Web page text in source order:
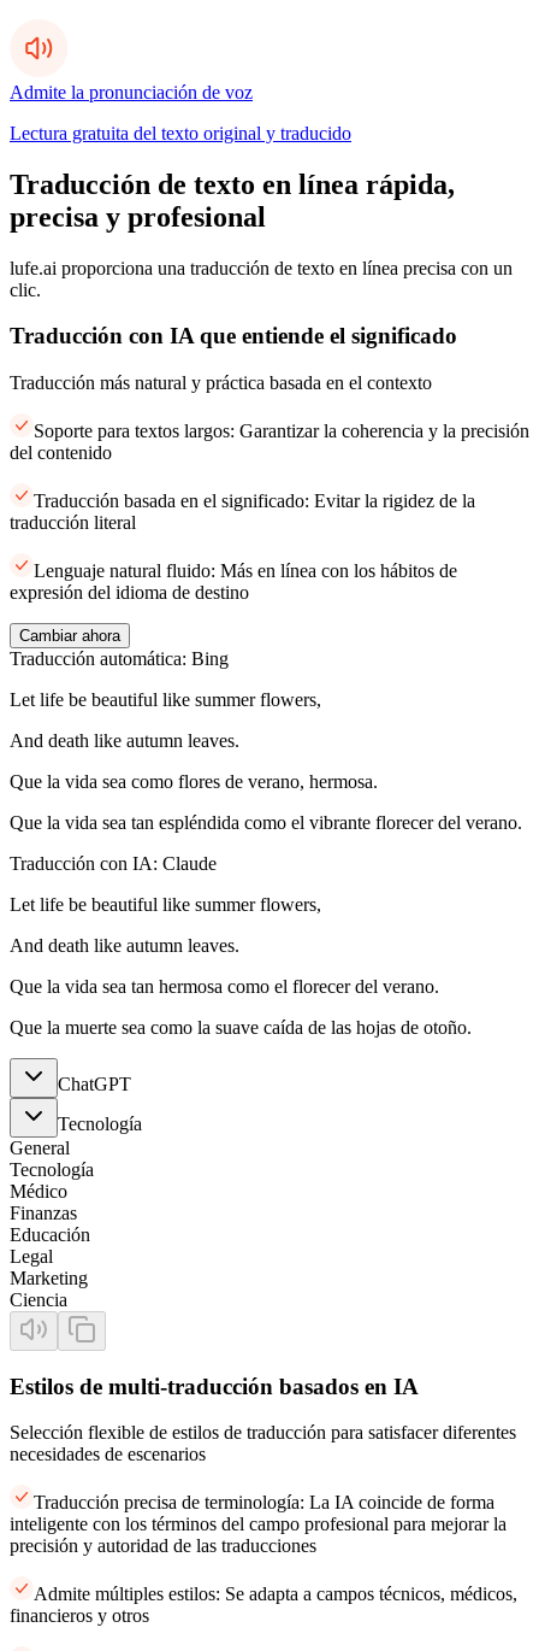
Admite la pronunciación de voz
Lectura gratuita del texto original y traducido
Traducción de texto en línea rápida,
precisa y profesional
lufe.ai proporciona una traducción de texto en línea precisa con un
clic.
Traducción con IA que entiende el significado
Traducción más natural y práctica basada en el contexto
Soporte para textos largos: Garantizar la coherencia y la precisión
del contenido
Traducción basada en el significado: Evitar la rigidez de la
traducción literal
Lenguaje natural fluido: Más en línea con los hábitos de
expresión del idioma de destino
Cambiar ahora
Traducción automática: Bing
Let life be beautiful like summer flowers,
And death like autumn leaves.
Que la vida sea como flores de verano, hermosa.
Que la vida sea tan espléndida como el vibrante florecer del verano.
Traducción con IA: Claude
Let life be beautiful like summer flowers,
And death like autumn leaves.
Que la vida sea tan hermosa como el florecer del verano.
Que la muerte sea como la suave caída de las hojas de otoño.
ChatGPT
Tecnología
General
Tecnología
Médico
Finanzas
Educación
Legal
Marketing
Ciencia
Estilos de multi-traducción basados en IA
Selección flexible de estilos de traducción para satisfacer diferentes
necesidades de escenarios
Traducción precisa de terminología: La IA coincide de forma
inteligente con los términos del campo profesional para mejorar la
precisión y autoridad de las traducciones
Admite múltiples estilos: Se adapta a campos técnicos, médicos,
financieros y otros